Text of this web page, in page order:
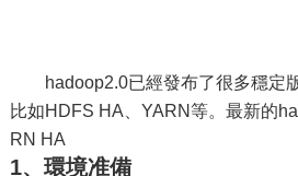
hadoop2.0已經發布了很多穩定
比如HDFS HA、YARN等。最新的
RN HA
1、環境准備